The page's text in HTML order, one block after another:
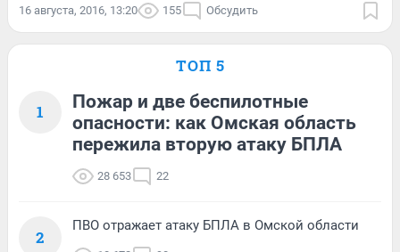
16 августа, 2016, 13:20 155 Обсудить
ТОП 5
1
Пожар и две беспилотные
опасности: как Омская область
пережила вторую атаку БПЛА
28 653 22
2
ПВО отражает атаку БПЛА в Омской области